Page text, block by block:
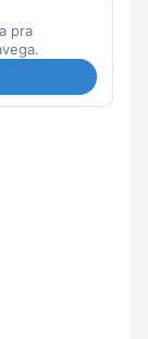
pra